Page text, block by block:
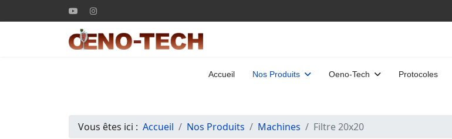
Accueil Nos Produits Oeno-Tech Protocoles
Vous êtes ici : Accueil Nos Produits Machines Filtre 20x20